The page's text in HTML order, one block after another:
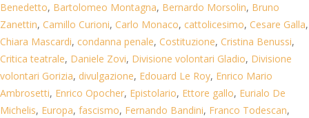
Benedetto, Bartolomeo Montagna, Bernardo Morsolin, Bruno
Zanettin, Camillo Curioni, Carlo Monaco, cattolicesimo, Cesare Galla,
Chiara Mascardi, condanna penale, Costituzione, Cristina Benussi,
Critica teatrale, Daniele Zovi, Divisione volontari Gladio, Divisione
volontari Gorizia, divulgazione, Edouard Le Roy, Enrico Mario
Ambrosetti, Enrico Opocher, Epistolario, Ettore gallo, Eurialo De
Michelis, Europa, fascismo, Fernando Bandini, Franco Todescan,